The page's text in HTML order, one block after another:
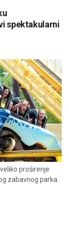
spektakularni
proširenje
zabavnog parka.